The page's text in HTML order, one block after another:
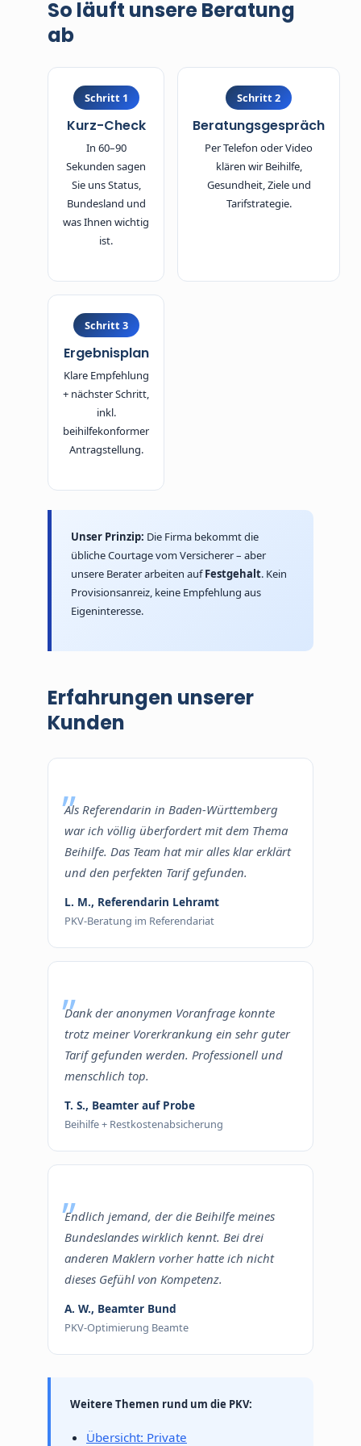
beihilfekonforme Strategie spart später viel
Ärger.
So läuft unsere Beratung
ab
Schritt 1
Kurz-Check
In 60–90
Sekunden sagen
Sie uns Status,
Bundesland und
was Ihnen wichtig
ist.
Schritt 2
Beratungsgespräch
Per Telefon oder Video
klären wir Beihilfe,
Gesundheit, Ziele und
Tarifstrategie.
Schritt 3
Ergebnisplan
Klare Empfehlung
+ nächster Schritt,
inkl.
beihilfekonformer
Antragstellung.
Unser Prinzip: Die Firma bekommt die
übliche Courtage vom Versicherer – aber
unsere Berater arbeiten aufFestgehalt. Kein
Provisionsanreiz, keine Empfehlung aus
Eigeninteresse.
Erfahrungen unserer
Kunden
Als Referendarin in Baden-Württemberg
war ich völlig überfordert mit dem Thema
Beihilfe. Das Team hat mir alles klar erklärt
und den perfekten Tarif gefunden.
L. M., Referendarin Lehramt
PKV-Beratung im Referendariat
Dank der anonymen Voranfrage konnte
trotz meiner Vorerkrankung ein sehr guter
Tarif gefunden werden. Professionell und
menschlich top.
T. S., Beamter auf Probe
Beihilfe + Restkostenabsicherung
Endlich jemand, der die Beihilfe meines
Bundeslandes wirklich kennt. Bei drei
anderen Maklern vorher hatte ich nicht
dieses Gefühl von Kompetenz.
A. W., Beamter Bund
PKV-Optimierung Beamte
Weitere Themen rund um die PKV:
Übersicht: Private